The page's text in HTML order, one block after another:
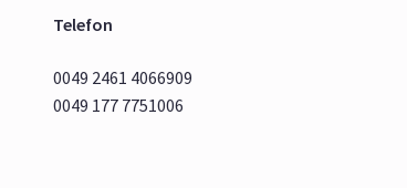
Telefon
0049 2461 4066909
0049 177 7751006